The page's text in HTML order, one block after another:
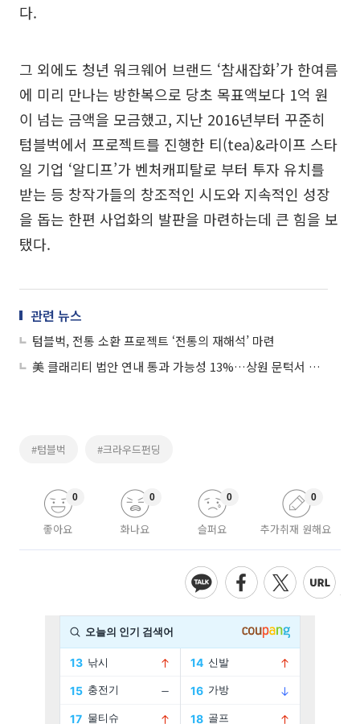
다.
그 외에도 청년 워크웨어 브랜드 ‘참새잡화’가 한여름
에 미리 만나는 방한복으로 당초 목표액보다 1억 원
이 넘는 금액을 모금했고, 지난 2016년부터 꾸준히
텀블벅에서 프로젝트를 진행한 티(tea)&라이프 스타
일 기업 ‘알디프’가 벤처캐피탈로 부터 투자 유치를
받는 등 창작가들의 창조적인 시도와 지속적인 성장
을 돕는 한편 사업화의 발판을 마련하는데 큰 힘을 보
탰다.
관련 뉴스
텀블벅, 전통 소환 프로젝트 ‘전통의 재해석’ 마련
美 클래리티 법안 연내 통과 가능성 13%…상원 문턱서 제동
#텀블벅 #크라우드펀딩
좋아요
0
화나요
0
슬퍼요
0
추가취재 원해요
0